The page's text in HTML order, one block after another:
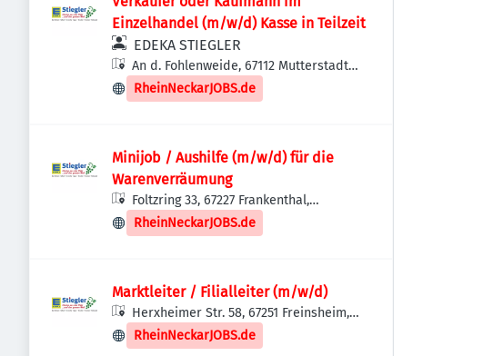
Einzelhandel (m/w/d) Kasse in Teilzeit
EDEKA STIEGLER
An d. Fohlenweide, 67112 Mutterstadt-
Gewerbegebiet Süd, Deutschland
RheinNeckarJOBS.de
Minijob / Aushilfe (m/w/d) für die
Warenverräumung
Foltzring 33, 67227 Frankenthal,
Deutschland
RheinNeckarJOBS.de
Marktleiter / Filialleiter (m/w/d)
Herxheimer Str. 58, 67251 Freinsheim,
Deutschland
RheinNeckarJOBS.de